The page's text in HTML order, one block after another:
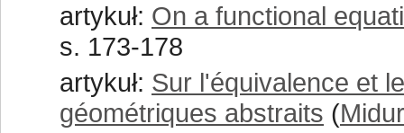
artykuł: On a functional
s. 173-178
artykuł: Sur l'équivalence et
géométriques abstraits (